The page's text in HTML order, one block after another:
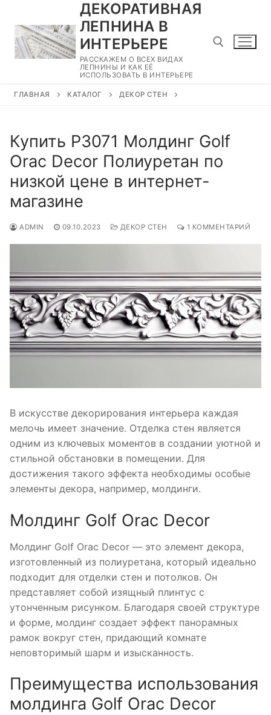
содержимому
ДЕКОРАТИВНАЯ
ЛЕПНИНА В
ИНТЕРЬЕРЕ
РАССКАЖЕМ О ВСЕХ ВИДАХ
ЛЕПНИНЫ И КАК ЕЁ
ИСПОЛЬЗОВАТЬ В ИНТЕРЬЕРЕ
ГЛАВНАЯ КАТАЛОГ ДЕКОР СТЕН
Купить P3071 Молдинг Golf
Orac Decor Полиуретан по
низкой цене в интернет-
магазине
ADMIN 09.10.2023 ДЕКОР СТЕН 1 КОММЕНТАРИЙ
В искусстве декорирования интерьера каждая
мелочь имеет значение. Отделка стен является
одним из ключевых моментов в создании уютной и
стильной обстановки в помещении. Для
достижения такого эффекта необходимы особые
элементы декора, например, молдинги.
Молдинг Golf Orac Decor
Молдинг Golf Orac Decor — это элемент декора,
изготовленный из полиуретана, который идеально
подходит для отделки стен и потолков. Он
представляет собой изящный плинтус с
утонченным рисунком. Благодаря своей структуре
и форме, молдинг создает эффект панорамных
рамок вокруг стен, придающий комнате
неповторимый шарм и изысканность.
Преимущества использования
молдинга Golf Orac Decor